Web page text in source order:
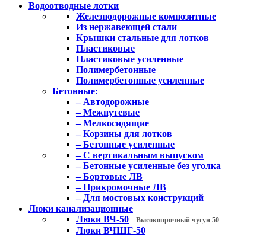
Водоотводные лотки
Железнодорожные композитные
Из нержавеющей стали
Крышки стальные для лотков
Пластиковые
Пластиковые усиленные
Полимербетонные
Полимербетонные усиленные
Бетонные:
– Автодорожные
– Межпутевые
– Мелкосидящие
– Корзины для лотков
– Бетонные усиленные
– С вертикальным выпуском
– Бетонные усиленные без уголка
– Бортовые ЛВ
– Прикромочные ЛВ
– Для мостовых конструкций
Люки канализационные
Люки ВЧ-50
Высокопрочный чугун 50
Люки ВЧШГ-50